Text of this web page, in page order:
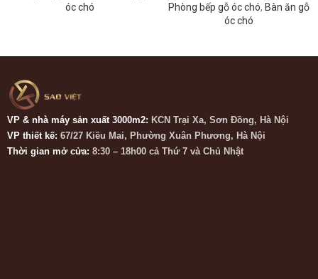
óc chó
Phòng bếp gỗ óc chó, Bàn ăn gỗ
óc chó
VP & nhà máy sản xuất 3000m2: KCN Trại Xa, Sơn Đồng, Hà Nội
VP thiết kế: 67/27 Kiều Mai, Phường Xuân Phương, Hà Nội
Thời gian mở cửa: 8:30 – 18h00 cả Thứ 7 và Chủ Nhật